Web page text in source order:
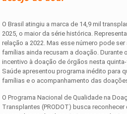
O Brasil atingiu a marca de 14,9 mil
2025, o maior da série histórica.
relação a 2022. Mas esse número pode
famílias ainda recusam a doação. Durante
incentivo à doação de órgãos nesta
Saúde apresentou programa inédito para
famílias e o acompanhamento das
O Programa Nacional de Qualidade na
Transplantes (PRODOT) busca